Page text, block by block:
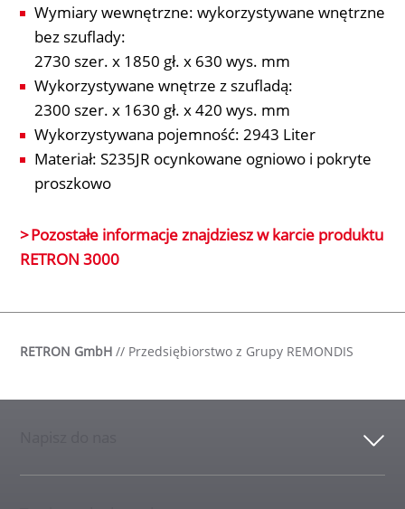
Wymiary wewnętrzne: wykorzystywane wnętrzne
bez szuflady:
2730 szer. x 1850 gł. x 630 wys. mm
Wykorzystywane wnętrze z szufladą:
2300 szer. x 1630 gł. x 420 wys. mm
Wykorzystywana pojemność: 2943 Liter
Materiał: S235JR ocynkowane ogniowo i pokryte
proszkowo
Pozostałe informacje znajdziesz w karcie produktu
RETRON 3000
RETRON GmbH // Przedsiębiorstwo z Grupy REMONDIS